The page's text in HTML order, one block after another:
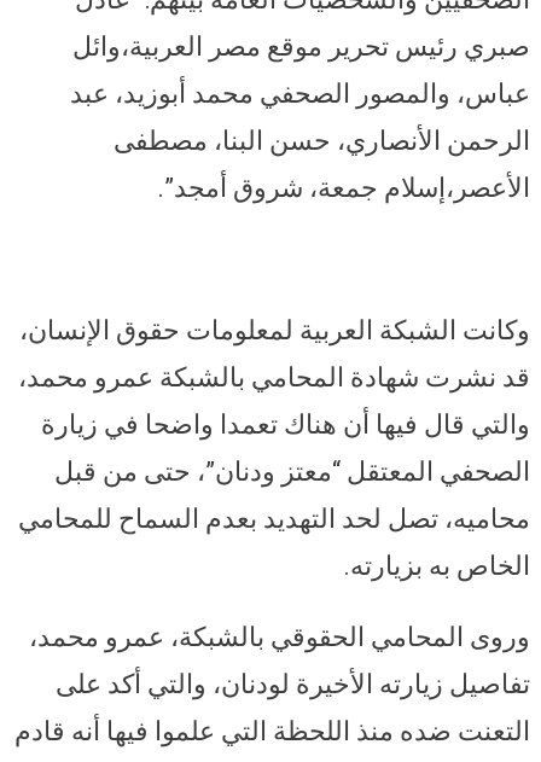
صبري رئيس تحرير موقع مصر العربية،وائل
عباس، والمصور الصحفي محمد أبوزيد، عبد
الرحمن الأنصاري، حسن البنا، مصطفى
الأعصر،إسلام جمعة، شروق أمجد”.
وكانت الشبكة العربية لمعلومات حقوق الإنسان،
قد نشرت شهادة المحامي بالشبكة عمرو محمد،
والتي قال فيها أن هناك تعمدا واضحا في زيارة
الصحفي المعتقل “معتز ودنان”، حتى من قبل
محاميه، تصل لحد التهديد بعدم السماح للمحامي
الخاص به بزيارته.
وروى المحامي الحقوقي بالشبكة، عمرو محمد،
تفاصيل زيارته الأخيرة لودنان، والتي أكد على
التعنت ضده منذ اللحظة التي علموا فيها أنه قادم